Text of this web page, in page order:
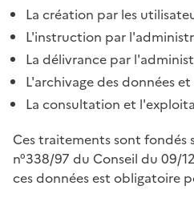
La création par les
L'instruction par
La délivrance par
L'archivage des données
La consultation et
Ces traitements sont fondés
n°338/97 du Conseil du 09/
ces données est obligatoire